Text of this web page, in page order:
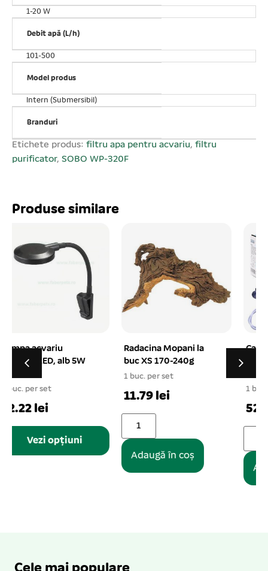
Motor electric submersibil sigilat
cu rășină, cu performanțe excelente în
Prinderea pe acvariu se realizează cu
ajutorul ventuzelor.
Ușor de utilizat și curățat.
Putere consumată: 6 W.
Conține cărtuș cu burete.
AC 220 V
1-20 W
Debit apă (L/h)
101-500
Model produs
Intern (Submersibil)
Branduri
Etichete produs: filtru apa pentru acvariu, filtru
purificator, SOBO WP-320F
Produse similare
Radacina Mopani la
buc XS 170-240g
1 buc. per set
11.79 lei
Adaugă în coș
Cap filtru (pompa) apa
acvariu SOBO WP-880
800L/h 15W
1 buc. per set
Adaugă în coș